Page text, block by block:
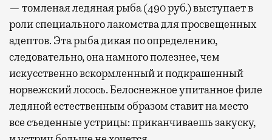
— томленая ледяная рыба (490 руб.) выступает в
роли специального лакомства для просвещенных
адептов. Эта рыба дикая по определению,
следовательно, она намного полезнее, чем
искусственно вскормленный и подкрашенный
норвежский лосось. Белоснежное упитанное филе
ледяной естественным образом ставит на место
все съеденные устрицы: приканчиваешь закуску,